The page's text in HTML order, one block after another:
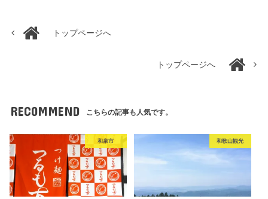
トップページへ
トップページへ
RECOMMEND こちらの記事も人気です。
和泉市 和歌山観光